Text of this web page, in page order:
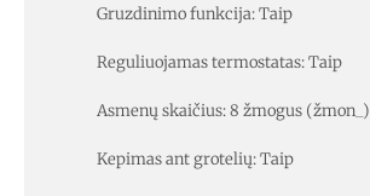
Gruzdinimo funkcija: Taip
Reguliuojamas termostatas: Taip
Asmenų skaičius: 8 žmogus (žmon_)
Kepimas ant grotelių: Taip